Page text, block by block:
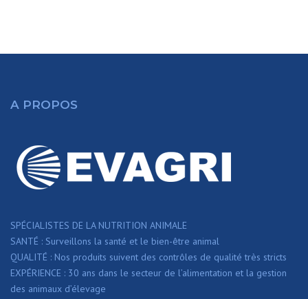
A PROPOS
SPÉCIALISTES DE LA NUTRITION ANIMALE
SANTÉ : Surveillons la santé et le bien-être animal
QUALITÉ : Nos produits suivent des contrôles de qualité très stricts
EXPÉRIENCE : 30 ans dans le secteur de l’alimentation et la gestion
des animaux d’élevage